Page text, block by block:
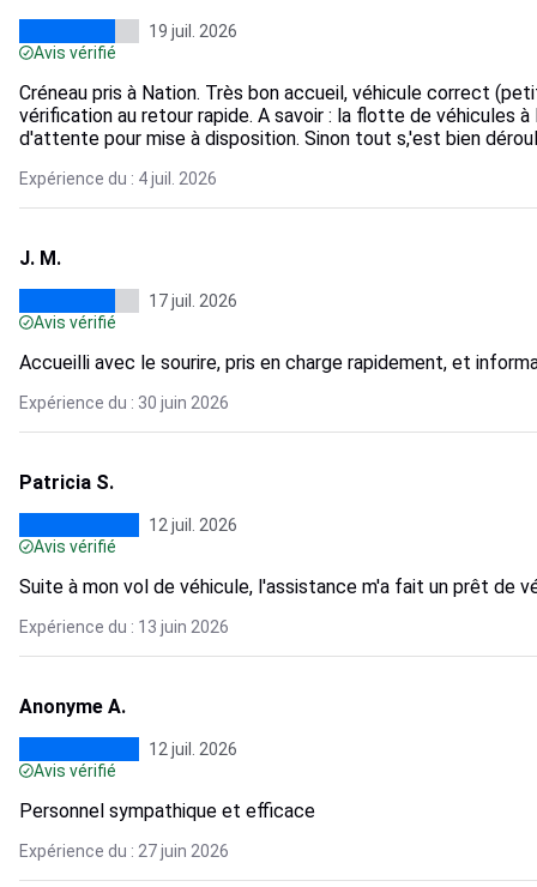
19 juil. 2026
Avis vérifié
Créneau pris à Nation. Très bon accueil, véhicule correct
vérification au retour rapide. A savoir : la flotte de véhicules
d'attente pour mise à disposition. Sinon tout s,'est bien
Expérience du : 4 juil. 2026
J. M.
17 juil. 2026
Avis vérifié
Accueilli avec le sourire, pris en charge rapidement, et
Expérience du : 30 juin 2026
Patricia S.
12 juil. 2026
Avis vérifié
Suite à mon vol de véhicule, l'assistance m'a fait un prêt de
Expérience du : 13 juin 2026
Anonyme A.
12 juil. 2026
Avis vérifié
Personnel sympathique et efficace
Expérience du : 27 juin 2026